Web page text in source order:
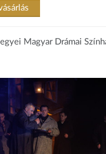
Magyar Drámai